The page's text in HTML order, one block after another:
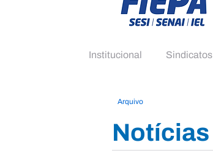
Institucional Sindicatos
Arquivo
Notícias